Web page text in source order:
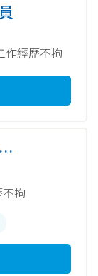
作經歷不拘
/
拘